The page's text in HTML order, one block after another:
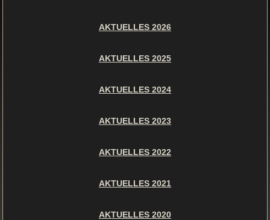
AKTUELLES 2026
AKTUELLES 2025
AKTUELLES 2024
AKTUELLES 2023
AKTUELLES 2022
AKTUELLES 2021
AKTUELLES 2020